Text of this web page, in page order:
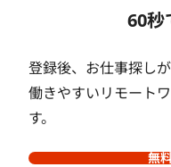
60秒
登録後、お仕事探し
働きやすいリモート
す。
無